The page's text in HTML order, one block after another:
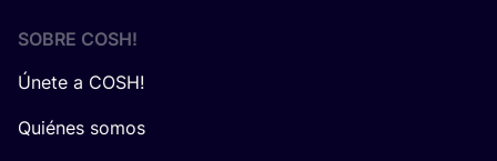
SOBRE COSH!
Únete a COSH!
Quiénes somos